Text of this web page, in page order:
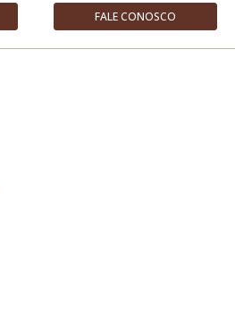
FALE CONOSCO